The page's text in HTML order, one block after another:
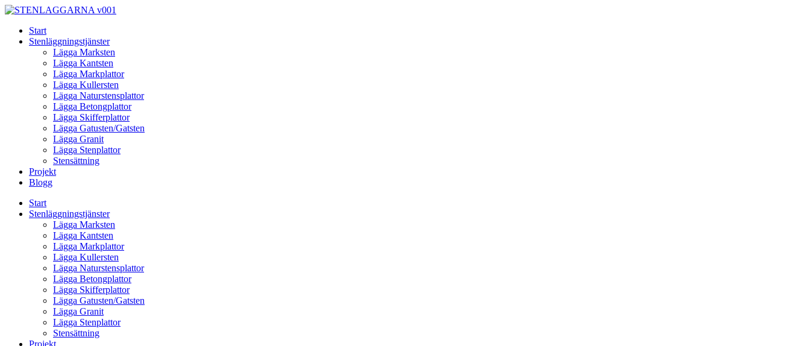
Skip
contentStart
Stenläggningstjänster
Lägga Marksten
Lägga Kantsten
Lägga Markplattor
Lägga Kullersten
Lägga Naturstensplattor
Lägga Betongplattor
Lägga Skifferplattor
Lägga Gatusten/Gatsten
Lägga Granit
Lägga Stenplattor
Stensättning
Projekt
Blogg
Start
Stenläggningstjänster
Lägga Marksten
Lägga Kantsten
Lägga Markplattor
Lägga Kullersten
Lägga Naturstensplattor
Lägga Betongplattor
Lägga Skifferplattor
Lägga Gatusten/Gatsten
Lägga Granit
Lägga Stenplattor
Stensättning
Projekt